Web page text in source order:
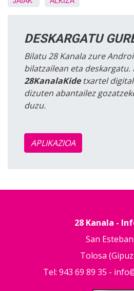
DESKARGATU
Bilatu 28 Kanala zure
bilatzailean eta deskargatu.
28KanalaKidetxartel
dizuten abantailez
duzu.
APLIKAZIOA
28 Kanala -
San
Tolosa
Tel: 943 69 89 35 -